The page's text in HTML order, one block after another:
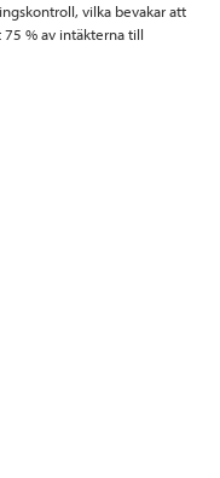
vilka bevakar att
% av intäkterna till